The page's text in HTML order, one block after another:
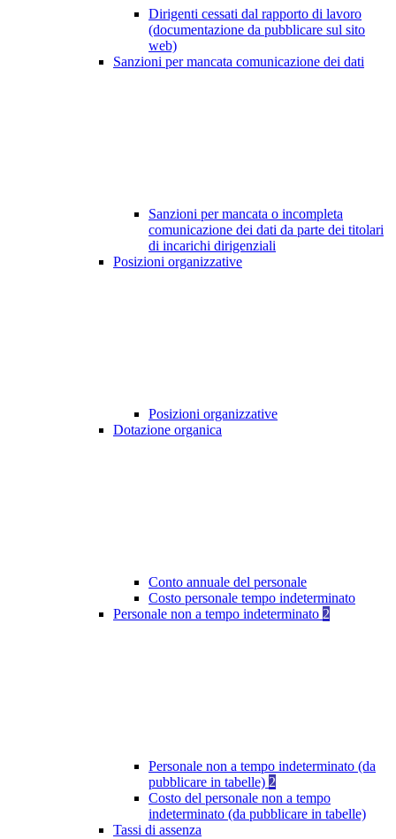
Dirigenti cessati dal rapporto di lavoro
(documentazione da pubblicare sul sito
web)
Sanzioni per mancata comunicazione dei dati
Sanzioni per mancata o incompleta
comunicazione dei dati da parte dei titolari
di incarichi dirigenziali
Posizioni organizzative
Posizioni organizzative
Dotazione organica
Conto annuale del personale
Costo personale tempo indeterminato
Personale non a tempo indeterminato 2
Personale non a tempo indeterminato (da
pubblicare in tabelle) 2
Costo del personale non a tempo
indeterminato (da pubblicare in tabelle)
Tassi di assenza